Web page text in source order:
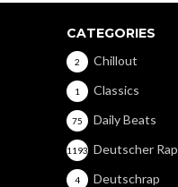
CATEGORIES
Chillout
2
Classics
1
Daily Beats
75
Deutscher Rap
1193
Deutschrap
4